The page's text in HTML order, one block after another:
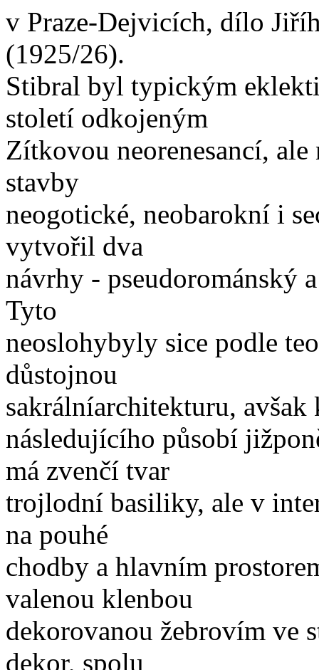
v Praze-Dejvicích, dílo
(1925/26).
Stibral byl typickým
století odkojeným
Zítkovou neorenesancí,
stavby
neogotické, neobarokní i
vytvořil dva
návrhy - pseudorománský
Tyto
neoslohybyly sice podle
důstojnou
sakrálníarchitekturu,
následujícího působí
má zvenčí tvar
trojlodní basiliky, ale v
na pouhé
chodby a hlavním
valenou klenbou
dekorovanou žebrovím ve
dekor, spolu